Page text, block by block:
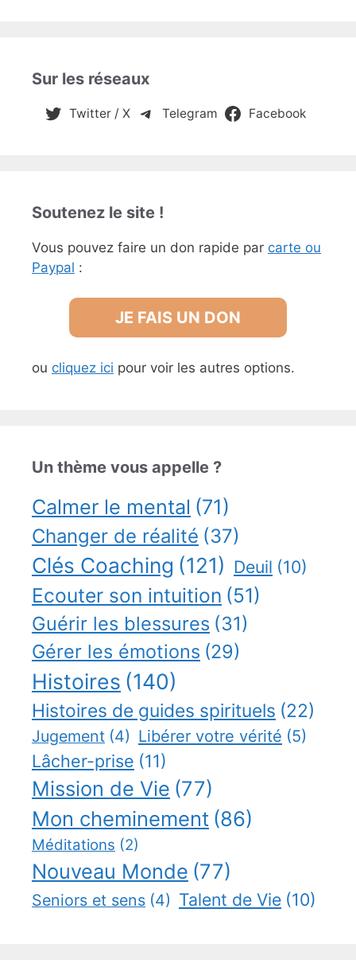
Sur les réseaux
Twitter / X Telegram Facebook
Soutenez le site !
Vous pouvez faire un don rapide par carte ou
Paypal :
JE FAIS UN DON
ou cliquez ici pour voir les autres options.
Un thème vous appelle ?
Calmer le mental (71)
Changer de réalité (37)
Clés Coaching (121) Deuil (10)
Ecouter son intuition (51)
Guérir les blessures (31)
Gérer les émotions (29)
Histoires (140)
Histoires de guides spirituels (22)
Jugement (4) Libérer votre vérité (5)
Lâcher-prise (11)
Mission de Vie (77)
Mon cheminement (86)
Méditations (2)
Nouveau Monde (77)
Seniors et sens (4) Talent de Vie (10)